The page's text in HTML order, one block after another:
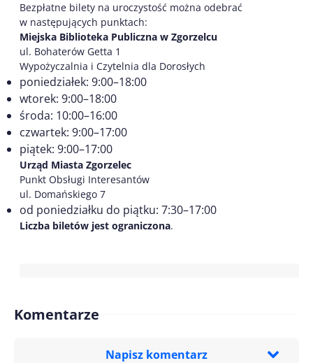
Bezpłatne bilety na uroczystość można odebrać
w następujących punktach:
Miejska Biblioteka Publiczna w Zgorzelcu
ul. Bohaterów Getta 1
Wypożyczalnia i Czytelnia dla Dorosłych
poniedziałek: 9:00–18:00
wtorek: 9:00–18:00
środa: 10:00–16:00
czwartek: 9:00–17:00
piątek: 9:00–17:00
Urząd Miasta Zgorzelec
Punkt Obsługi Interesantów
ul. Domańskiego 7
od poniedziałku do piątku: 7:30–17:00
Liczba biletów jest ograniczona.
Komentarze
Napisz komentarz